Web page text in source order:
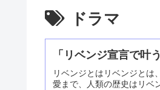
ドラマ
「リベンジ宣言で叶
リベンジとはリベンジとは
愛まで、人類の歴史はリベ